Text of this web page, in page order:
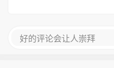
好的评论会让人崇拜